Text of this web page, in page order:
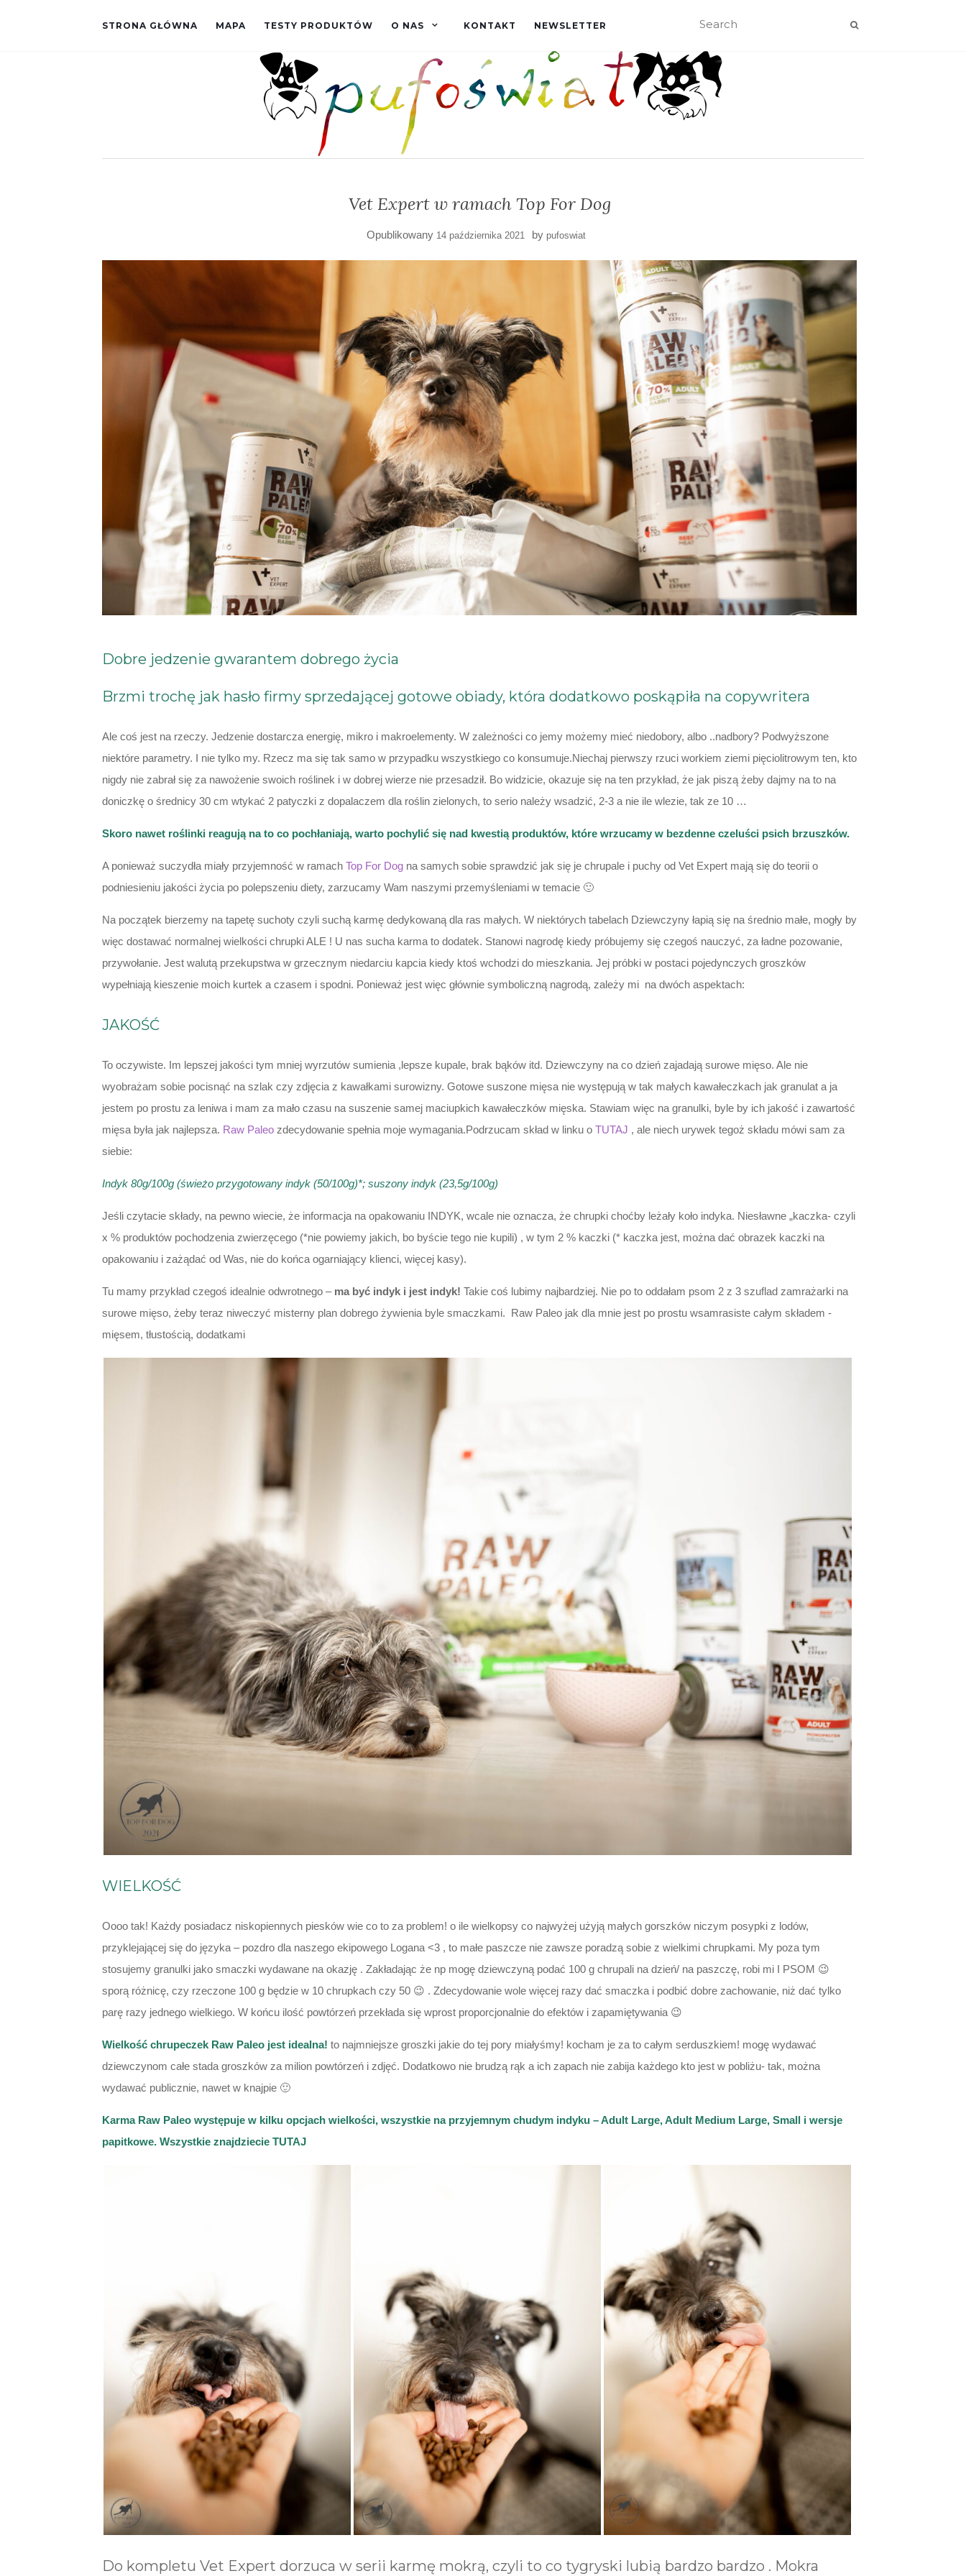
STRONA GŁÓWNA MAPA TESTY PRODUKTÓW O NAS KONTAKT NEWSLETTER
Vet Expert w ramach Top For Dog
Opublikowany 14 października 2021 by pufoswiat
Dobre jedzenie gwarantem dobrego życia
Brzmi trochę jak hasło firmy sprzedającej gotowe obiady, która dodatkowo poskąpiła na copywritera
Ale coś jest na rzeczy. Jedzenie dostarcza energię, mikro i makroelementy. W zależności co jemy możemy mieć niedobory, albo ..nadbory? Podwyższone
niektóre parametry. I nie tylko my. Rzecz ma się tak samo w przypadku wszystkiego co konsumuje.Niechaj pierwszy rzuci workiem ziemi pięciolitrowym ten, kto
nigdy nie zabrał się za nawożenie swoich roślinek i w dobrej wierze nie przesadził. Bo widzicie, okazuje się na ten przykład, że jak piszą żeby dajmy na to na
doniczkę o średnicy 30 cm wtykać 2 patyczki z dopalaczem dla roślin zielonych, to serio należy wsadzić, 2-3 a nie ile wlezie, tak ze 10 …
Skoro nawet roślinki reagują na to co pochłaniają, warto pochylić się nad kwestią produktów, które wrzucamy w bezdenne czeluści psich brzuszków.
A ponieważ suczydła miały przyjemność w ramach Top For Dog na samych sobie sprawdzić jak się je chrupale i puchy od Vet Expert mają się do teorii o
podniesieniu jakości życia po polepszeniu diety, zarzucamy Wam naszymi przemyśleniami w temacie 🙂
Na początek bierzemy na tapetę suchoty czyli suchą karmę dedykowaną dla ras małych. W niektórych tabelach Dziewczyny łapią się na średnio małe, mogły by
więc dostawać normalnej wielkości chrupki ALE ! U nas sucha karma to dodatek. Stanowi nagrodę kiedy próbujemy się czegoś nauczyć, za ładne pozowanie,
przywołanie. Jest walutą przekupstwa w grzecznym niedarciu kapcia kiedy ktoś wchodzi do mieszkania. Jej próbki w postaci pojedynczych groszków
wypełniają kieszenie moich kurtek a czasem i spodni. Ponieważ jest więc głównie symboliczną nagrodą, zależy mi na dwóch aspektach:
JAKOŚĆ
To oczywiste. Im lepszej jakości tym mniej wyrzutów sumienia ,lepsze kupale, brak bąków itd. Dziewczyny na co dzień zajadają surowe mięso. Ale nie
wyobrażam sobie pocisnąć na szlak czy zdjęcia z kawałkami surowizny. Gotowe suszone mięsa nie występują w tak małych kawałeczkach jak granulat a ja
jestem po prostu za leniwa i mam za mało czasu na suszenie samej maciupkich kawałeczków mięska. Stawiam więc na granulki, byle by ich jakość i zawartość
mięsa była jak najlepsza. Raw Paleo zdecydowanie spełnia moje wymagania.Podrzucam skład w linku o TUTAJ , ale niech urywek tegoż składu mówi sam za
siebie:
Indyk 80g/100g (świeżo przygotowany indyk (50/100g)*; suszony indyk (23,5g/100g)
Jeśli czytacie składy, na pewno wiecie, że informacja na opakowaniu INDYK, wcale nie oznacza, że chrupki choćby leżały koło indyka. Niesławne „kaczka- czyli
x % produktów pochodzenia zwierzęcego (*nie powiemy jakich, bo byście tego nie kupili) , w tym 2 % kaczki (* kaczka jest, można dać obrazek kaczki na
opakowaniu i zażądać od Was, nie do końca ogarniający klienci, więcej kasy).
Tu mamy przykład czegoś idealnie odwrotnego – ma być indyk i jest indyk! Takie coś lubimy najbardziej. Nie po to oddałam psom 2 z 3 szuflad zamrażarki na
surowe mięso, żeby teraz niweczyć misterny plan dobrego żywienia byle smaczkami. Raw Paleo jak dla mnie jest po prostu wsamrasiste całym składem -
mięsem, tłustością, dodatkami
WIELKOŚĆ
Oooo tak! Każdy posiadacz niskopiennych piesków wie co to za problem! o ile wielkopsy co najwyżej użyją małych gorszków niczym posypki z lodów,
przyklejającej się do języka – pozdro dla naszego ekipowego Logana <3 , to małe paszcze nie zawsze poradzą sobie z wielkimi chrupkami. My poza tym
stosujemy granulki jako smaczki wydawane na okazję . Zakładając że np mogę dziewczyną podać 100 g chrupali na dzień/ na paszczę, robi mi I PSOM 😉
sporą różnicę, czy rzeczone 100 g będzie w 10 chrupkach czy 50 😉 . Zdecydowanie wole więcej razy dać smaczka i podbić dobre zachowanie, niż dać tylko
parę razy jednego wielkiego. W końcu ilość powtórzeń przekłada się wprost proporcjonalnie do efektów i zapamiętywania 😉
Wielkość chrupeczek Raw Paleo jest idealna! to najmniejsze groszki jakie do tej pory miałyśmy! kocham je za to całym serduszkiem! mogę wydawać
dziewczynom całe stada groszków za milion powtórzeń i zdjęć. Dodatkowo nie brudzą rąk a ich zapach nie zabija każdego kto jest w pobliżu- tak, można
wydawać publicznie, nawet w knajpie 🙂
Karma Raw Paleo występuje w kilku opcjach wielkości, wszystkie na przyjemnym chudym indyku – Adult Large, Adult Medium Large, Small i wersje
papitkowe. Wszystkie znajdziecie TUTAJ
Do kompletu Vet Expert dorzuca w serii karmę mokrą, czyli to co tygryski lubią bardzo bardzo . Mokra